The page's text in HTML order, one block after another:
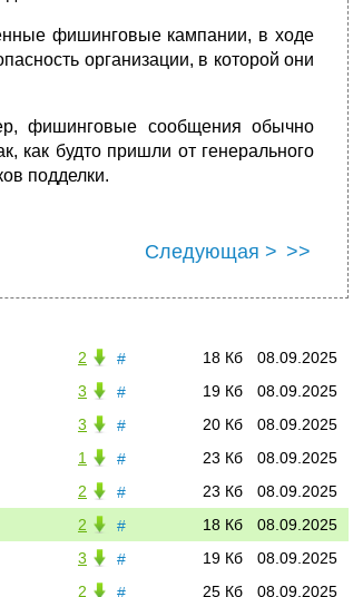
фишинговые кампании, в ходе
организации, в которой они
фишинговые сообщения обычно
как будто пришли от генерального
подделки.
Следующая > >>
# 08.09.2025
18 Кб
2
#
08.09.2025
19 Кб
3
#
08.09.2025
20 Кб
3
#
08.09.2025
23 Кб
1
#
08.09.2025
23 Кб
2
#
08.09.2025
18 Кб
2
#
08.09.2025
19 Кб
3
#
08.09.2025
25 Кб
2